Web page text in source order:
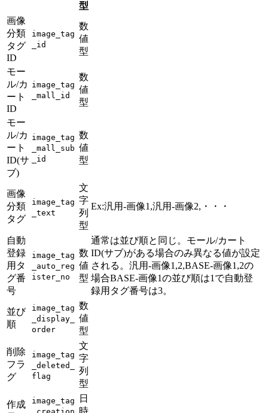
型
画像
分類
タグ
ID
image_tag
_id
数
値
型
モー
ル/カ
ート
ID
image_tag
_mall_id
数
値
型
モー
ル/カ
ート
ID(サ
ブ)
image_tag
_mall_sub
_id
数
値
型
画像
分類
タグ
image_tag
_text
文
字
列
型
Ex:汎用-画像1,汎用-画像2,・・・
自動
登録
用タ
グ番
号
image_tag
_auto_reg
ister_no
数
値
型
通常は並び順と同じ。モール/カート
ID(サブ)がある場合のみ異なる値が設定
される。汎用-画像1,2,BASE-画像1,2の
場合BASE-画像1の並び順は1で自動登
録用タグ番号は3。
並び
順
image_tag
_display_
order
数
値
型
削除
フラ
グ
image_tag
_deleted_
flag
文
字
列
型
作成
image_tag
日